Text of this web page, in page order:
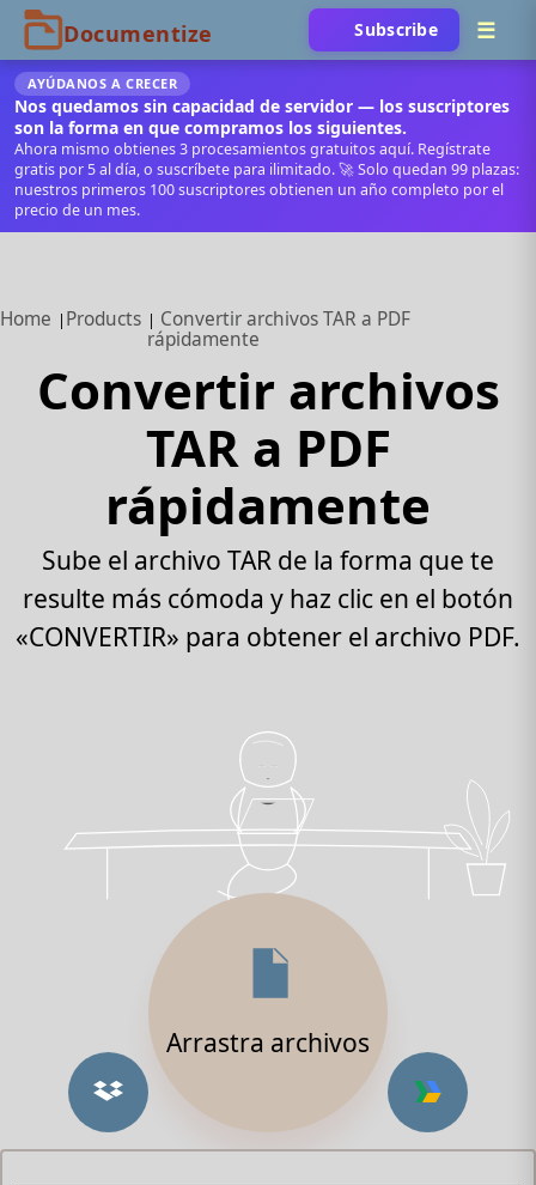
Subscribe
AYÚDANOS A CRECER
Nos quedamos sin capacidad de servidor — los suscriptores
son la forma en que compramos los siguientes.
Ahora mismo obtienes 3 procesamientos gratuitos aquí. Regístrate
gratis por 5 al día, o suscríbete para ilimitado. 🚀 Solo quedan 99 plazas:
nuestros primeros 100 suscriptores obtienen un año completo por el
precio de un mes.
Home Products
Convertir archivos TAR a PDF
rápidamente
Convertir archivos
TAR a PDF
rápidamente
Sube el archivo TAR de la forma que te
resulte más cómoda y haz clic en el botón
«CONVERTIR» para obtener el archivo PDF.
Arrastra archivos